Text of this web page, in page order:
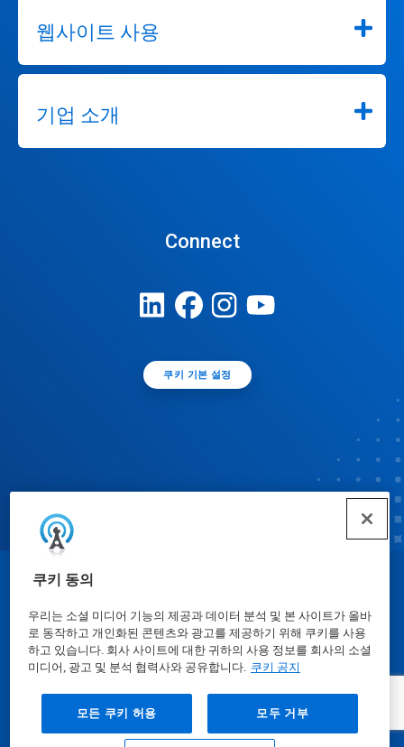
쿠키 동의
우리는 소셜 미디어 기능의 제공과 데이터 분석 및 본 사이트가 올바
로 동작하고 개인화된 콘텐츠와 광고를 제공하기 위해 쿠키를 사용
하고 있습니다. 회사 사이트에 대한 귀하의 사용 정보를 회사의 소셜
미디어, 광고 및 분석 협력사와 공유합니다. 쿠키 공지
모든 쿠키 허용 모두 거부
웹사이트 사용
기업 소개
Connect
쿠키 기본 설정
물질안전보건자료표| 개인정보보호방침|이용약관